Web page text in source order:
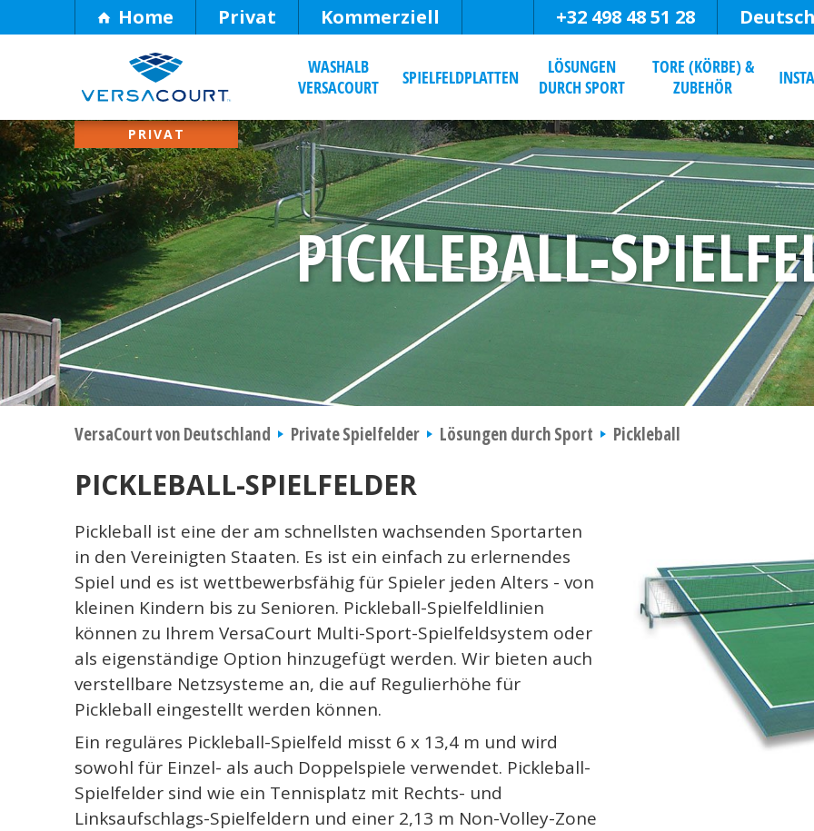
to
Home Privat Kommerziell +32 498 48 51 28
WASHALB
VERSACOURT
SPIELFELDPLATTEN
LÖSUNGEN
DURCH SPORT
TORE (KÖRBE) &
ZUBEHÖR
PICKLEBALL-
VersaCourt von Deutschland Private Spielfelder Lösungen durch Sport Pickleball
PICKLEBALL-SPIELFELDER
Pickleball ist eine der am schnellsten wachsenden Sportarten
in den Vereinigten Staaten. Es ist ein einfach zu erlernendes
Spiel und es ist wettbewerbsfähig für Spieler jeden Alters - von
kleinen Kindern bis zu Senioren. Pickleball-Spielfeldlinien
können zu Ihrem VersaCourt Multi-Sport-Spielfeldsystem oder
als eigenständige Option hinzugefügt werden. Wir bieten auch
verstellbare Netzsysteme an, die auf Regulierhöhe für
Pickleball eingestellt werden können.
Ein reguläres Pickleball-Spielfeld misst 6 x 13,4 m und wird
sowohl für Einzel- als auch Doppelspiele verwendet. Pickleball-
Spielfelder sind wie ein Tennisplatz mit Rechts- und
Linksaufschlags-Spielfeldern und einer 2,13 m Non-Volley-Zone